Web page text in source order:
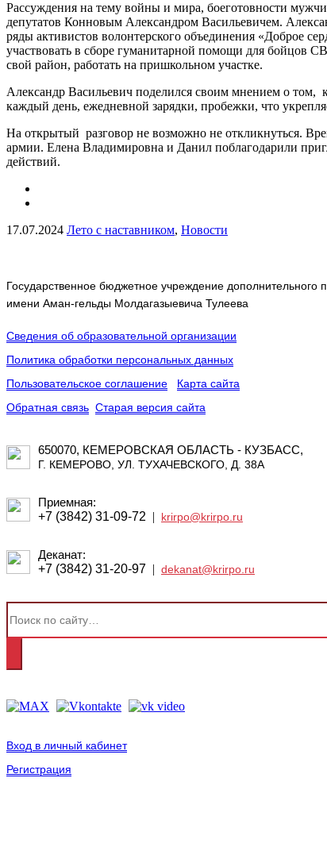
Рассуждения на тему войны и мира, боеготовности
депутатов Конновым Александром Васильевичем.
ряды активистов волонтерского объединения «Доброе
участвовать в сборе гуманитарной помощи для бойцов
свой район, работать на пришкольном участке.
Александр Васильевич поделился своим мнением о том,
каждый день, ежедневной зарядки, пробежки, что
На открытый разговор не возможно не откликнуться.
армии. Елена Владимировна и Данил поблагодарили
действий.
17.07.2024 Лето с наставником, Новости
Государственное бюджетное учреждение дополнительного
имени Аман-гельды Молдагазыевича Тулеева
Сведения об образовательной организации
Политика обработки персональных данных
Пользовательское соглашение
Карта сайта
Обратная связь Старая версия сайта
650070, КЕМЕРОВСКАЯ ОБЛАСТЬ - КУЗБАСС,
Г. КЕМЕРОВО, УЛ. ТУХАЧЕВСКОГО, Д. 38А
Приемная:
+7 (3842) 31-09-72 | krirpo@krirpo.ru
Деканат:
+7 (3842) 31-20-97 | dekanat@krirpo.ru
Вход в личный кабинет
Регистрация